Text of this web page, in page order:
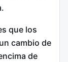
que los
cambio de
de